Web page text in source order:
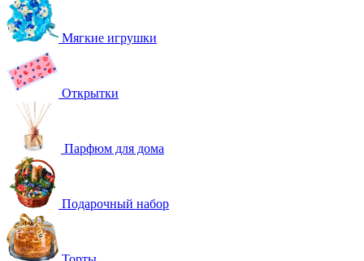
Мягкие игрушки
Открытки
Парфюм для дома
Подарочный набор